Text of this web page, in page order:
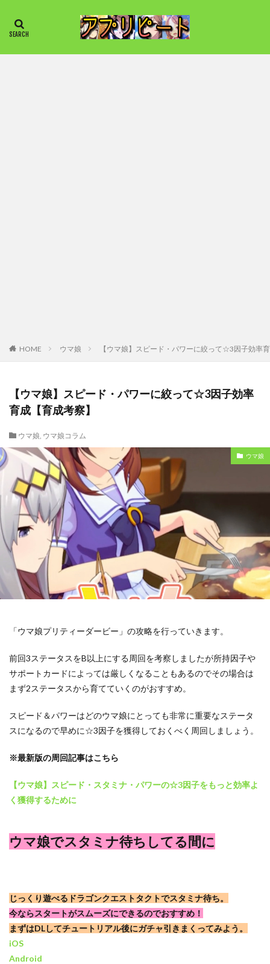
HOME ウマ娘 【ウマ娘】スピード・パワーに絞って☆3因子効率
【ウマ娘】スピード・パワーに絞って☆3因子効率
育成【育成考察】
ウマ娘, ウマ娘コラム
ウマ娘
「ウマ娘プリティーダービー」の攻略を行っていきます。
前回3ステータスをB以上にする周回を考察しましたが所持因子や
サポートカードによっては厳しくなることもあるのでその場合は
まず2ステータスから育てていくのがおすすめ。
スピード＆パワーはどのウマ娘にとっても非常に重要なステータ
スになるので早めに☆3因子を獲得しておくべく周回しましょう。
※最新版の周回記事はこちら
【ウマ娘】スピード・スタミナ・パワーの☆3因子をもっと効率よ
く獲得するために
ウマ娘でスタミナ待ちしてる間に
じっくり遊べるドラゴンクエストタクトでスタミナ待ち。
今ならスタートがスムーズにできるのでおすすめ！
まずはDLしてチュートリアル後にガチャ引きまくってみよう。
iOS
Android